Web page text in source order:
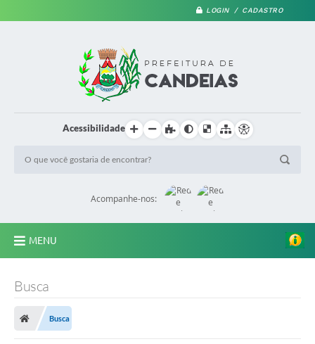
LOGIN / CADASTRO
Acessibilidade
Acompanhe-nos:
MENU
Diário Oficial
Busca
Busca